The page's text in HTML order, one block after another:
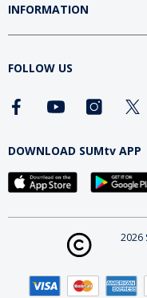
INFORMATION
FOLLOW US
DOWNLOAD SUMtv APP
2026